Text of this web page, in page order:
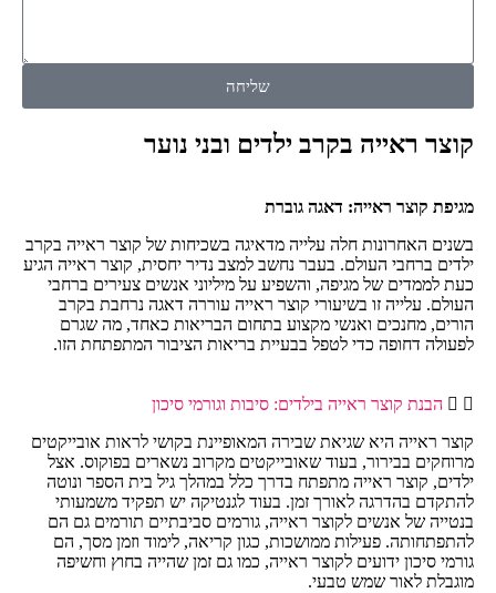
שליחה
קוצר ראייה בקרב ילדים ובני נוער
מגיפת קוצר ראייה: דאגה גוברת
בשנים האחרונות חלה עלייה מדאיגה בשכיחות של קוצר ראייה בקרב
ילדים ברחבי העולם. בעבר נחשב למצב נדיר יחסית, קוצר ראייה הגיע
כעת לממדים של מגיפה, והשפיע על מיליוני אנשים צעירים ברחבי
העולם. עלייה זו בשיעורי קוצר ראייה עוררה דאגה נרחבת בקרב
הורים, מחנכים ואנשי מקצוע בתחום הבריאות כאחד, מה שגרם
לפעולה דחופה כדי לטפל בבעיית בריאות הציבור המתפתחת הזו.
הבנת קוצר ראייה בילדים: סיבות וגורמי סיכון
קוצר ראייה היא שגיאת שבירה המאופיינת בקושי לראות אובייקטים
מרוחקים בבירור, בעוד שאובייקטים מקרוב נשארים בפוקוס. אצל
ילדים, קוצר ראייה מתפתח בדרך כלל במהלך גיל בית הספר ונוטה
להתקדם בהדרגה לאורך זמן. בעוד לגנטיקה יש תפקיד משמעותי
בנטייה של אנשים לקוצר ראייה, גורמים סביבתיים תורמים גם הם
להתפתחותה. פעילות ממושכות, כגון קריאה, לימוד וזמן מסך, הם
גורמי סיכון ידועים לקוצר ראייה, כמו גם זמן שהייה בחוץ וחשיפה
מוגבלת לאור שמש טבעי.